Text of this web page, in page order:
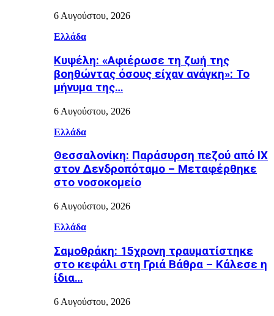
6 Αυγούστου, 2026
Ελλάδα
Κυψέλη: «Αφιέρωσε τη ζωή της
βοηθώντας όσους είχαν ανάγκη»: Το
μήνυμα της…
6 Αυγούστου, 2026
Ελλάδα
Θεσσαλονίκη: Παράσυρση πεζού από ΙΧ
στον Δενδροπόταμο – Μεταφέρθηκε
στο νοσοκομείο
6 Αυγούστου, 2026
Ελλάδα
Σαμοθράκη: 15χρονη τραυματίστηκε
στο κεφάλι στη Γριά Βάθρα – Κάλεσε η
ίδια…
6 Αυγούστου, 2026